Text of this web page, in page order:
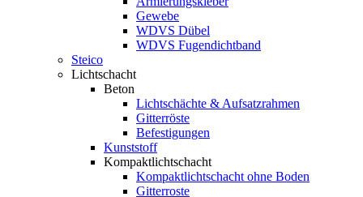
Gewebe
WDVS Dübel
WDVS Fugendichtband
Steico
Lichtschacht
Beton
Lichtschächte & Aufsatzrahmen
Gitterröste
Befestigungen
Kunststoff
Kompaktlichtschacht
Kompaktlichtschacht ohne Boden
Gitterroste